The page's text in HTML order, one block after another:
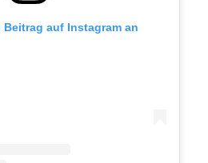
auf Instagram an